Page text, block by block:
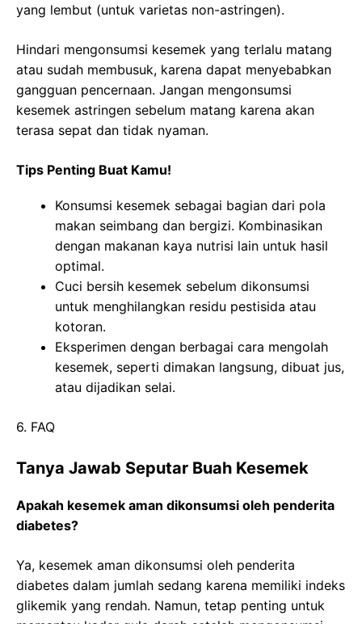
yang lembut (untuk varietas non-astringen).
Hindari mengonsumsi kesemek yang terlalu matang
atau sudah membusuk, karena dapat menyebabkan
gangguan pencernaan. Jangan mengonsumsi
kesemek astringen sebelum matang karena akan
terasa sepat dan tidak nyaman.
Tips Penting Buat Kamu!
Konsumsi kesemek sebagai bagian dari pola
makan seimbang dan bergizi. Kombinasikan
dengan makanan kaya nutrisi lain untuk hasil
optimal.
Cuci bersih kesemek sebelum dikonsumsi
untuk menghilangkan residu pestisida atau
kotoran.
Eksperimen dengan berbagai cara mengolah
kesemek, seperti dimakan langsung, dibuat jus,
atau dijadikan selai.
6. FAQ
Tanya Jawab Seputar Buah Kesemek
Apakah kesemek aman dikonsumsi oleh penderita
diabetes?
Ya, kesemek aman dikonsumsi oleh penderita
diabetes dalam jumlah sedang karena memiliki indeks
glikemik yang rendah. Namun, tetap penting untuk